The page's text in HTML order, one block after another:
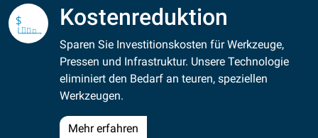
Kostenreduktion
Sparen Sie Investitionskosten für Werkzeuge,
Pressen und Infrastruktur. Unsere Technologie
eliminiert den Bedarf an teuren, speziellen
Werkzeugen.
Mehr erfahren